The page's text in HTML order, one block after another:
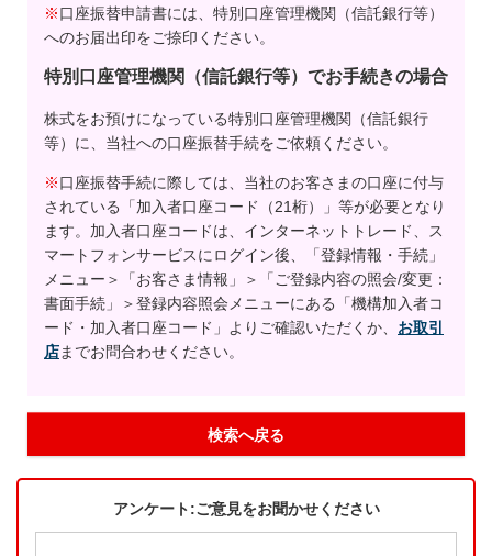
※口座振替申請書には、特別口座管理機関（信託銀行等）
へのお届出印をご捺印ください。
特別口座管理機関（信託銀行等）でお手続きの場合
株式をお預けになっている特別口座管理機関（信託銀行
等）に、当社への口座振替手続をご依頼ください。
※口座振替手続に際しては、当社のお客さまの口座に付与
されている「加入者口座コード（21桁）」等が必要となり
ます。加入者口座コードは、インターネットトレード、ス
マートフォンサービスにログイン後、「登録情報・手続」
メニュー＞「お客さま情報」＞「ご登録内容の照会/変更：
書面手続」＞登録内容照会メニューにある「機構加入者コ
ード・加入者口座コード」よりご確認いただくか、 お取引
店までお問合わせください。
検索へ戻る
アンケート:ご意見をお聞かせください